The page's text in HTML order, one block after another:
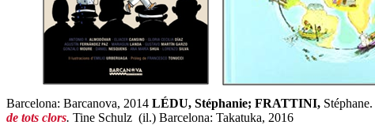
Barcelona: Barcanova, 2014 LÉDU, Stéphanie; FRATTINI, Stéphane.
de tots clors. Tine Schulz (il.) Barcelona: Takatuka, 2016